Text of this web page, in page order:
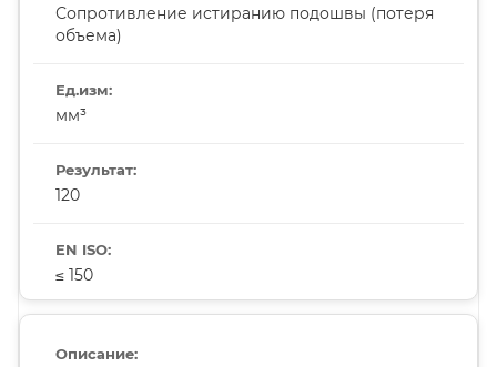
Сопротивление истиранию подошвы (потеря
объема)
мм³
120
≤ 150